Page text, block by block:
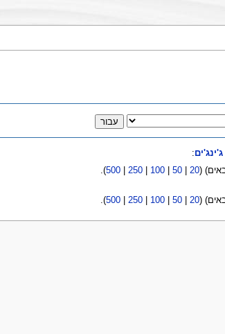
ג'ינג'ים:
20
|
50
|
100
250
|
500
).
20
|
50
|
100
250
|
500
).